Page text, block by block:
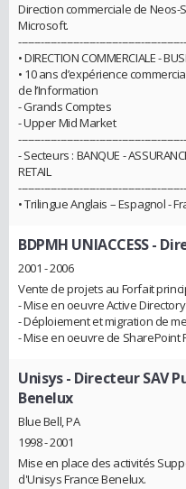
Direction commerciale de Neos-
Microsoft.
• DIRECTION COMMERCIALE -
• 10 ans d’expérience
de l’Information
- Grands Comptes
- Upper Mid Market
- Secteurs : BANQUE -
RETAIL
• Trilingue Anglais – Espagnol -
BDPMH UNIACCESS-
2001 - 2006
Vente de projets au Forfait
- Mise en oeuvre Active Directory
- Déploiement et migration de
- Mise en oeuvre de SharePoint
Unisys- Directeur SAV
Benelux
Blue Bell, PA
1998 - 2001
Mise en place des activités
d'Unisys France Benelux.